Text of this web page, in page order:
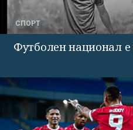
СПОРТ
Футболен национал е